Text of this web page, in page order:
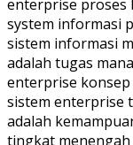
enterprise proses
system informasi
sistem informasi
adalah tugas
enterprise
sistem enterprise
adalah
tingkat